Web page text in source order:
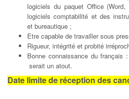
logiciels du paquet Office
logiciels comptabilité et des
et bureautique ;
Etre capable de travailler sous
Rigueur, intégrité et probité
Bonne connaissance du français
serait un atout.
Date limite de réception des